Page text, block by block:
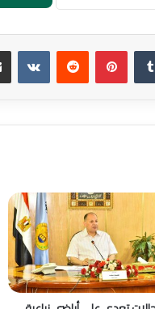
بينتيريست